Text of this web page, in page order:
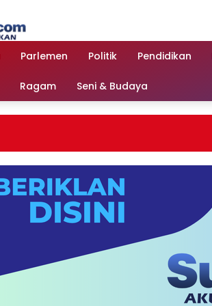
Parlemen Politik Pendidikan
Ragam Seni & Budaya